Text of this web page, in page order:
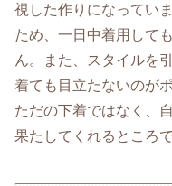
視した作りになってい
ため、一日中着用して
ん。また、スタイルを
着ても目立たないのが
ただの下着ではなく、
果たしてくれるところで